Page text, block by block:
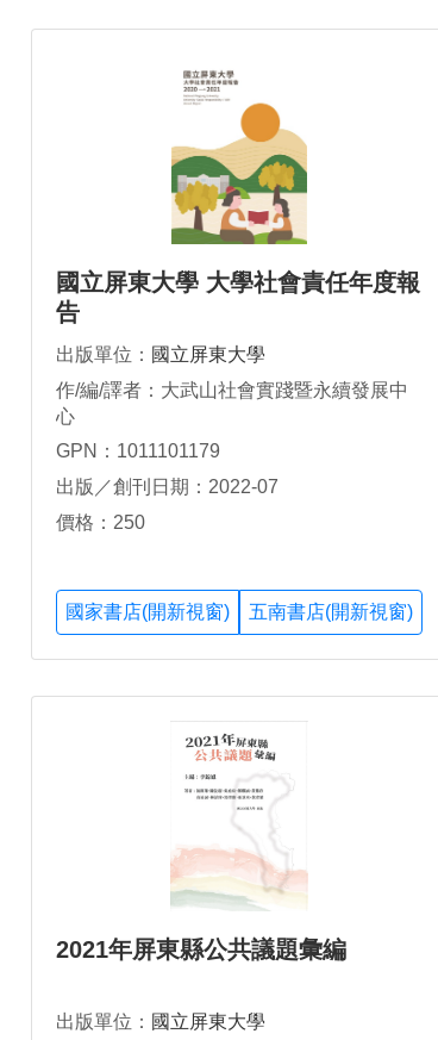
國立屏東大學 大學社會責任年度報
告
出版單位： 國立屏東大學
作/編/譯者：大武山社會實踐暨永續發展中
心
GPN：1011101179
出版／創刊日期：2022-07
價格：250
國家書店(開新視窗) 五南書店(開新視窗)
2021年屏東縣公共議題彙編
出版單位： 國立屏東大學